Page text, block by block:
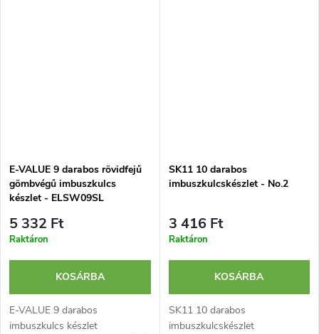
E-VALUE 9 darabos rövidfejű
gömbvégű imbuszkulcs
készlet - ELSW09SL
5 332 Ft
Raktáron
KOSÁRBA
E-VALUE 9 darabos
imbuszkulcs készlet
SK11 10 darabos
imbuszkulcskészlet - No.2
3 416 Ft
Raktáron
KOSÁRBA
SK11 10 darabos
imbuszkulcskészlet